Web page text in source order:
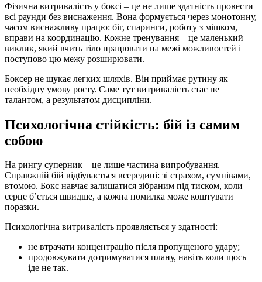
Фізична витривалість у боксі – це не лише здатність провести
всі раунди без виснаження. Вона формується через монотонну,
часом виснажливу працю: біг, спаринги, роботу з мішком,
вправи на координацію. Кожне тренування – це маленький
виклик, який вчить тіло працювати на межі можливостей і
поступово цю межу розширювати.
Боксер не шукає легких шляхів. Він приймає рутину як
необхідну умову росту. Саме тут витривалість стає не
талантом, а результатом дисципліни.
Психологічна стійкість: бій із самим
собою
На рингу суперник – це лише частина випробування.
Справжній бій відбувається всередині: зі страхом, сумнівами,
втомою. Бокс навчає залишатися зібраним під тиском, коли
серце б’ється швидше, а кожна помилка може коштувати
поразки.
Психологічна витривалість проявляється у здатності:
не втрачати концентрацію після пропущеного удару;
продовжувати дотримуватися плану, навіть коли щось
іде не так.